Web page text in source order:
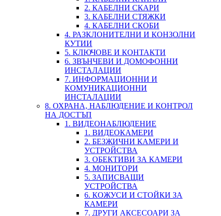
2. КАБЕЛНИ СКАРИ
3. КАБЕЛНИ СТЯЖКИ
4. КАБЕЛНИ СКОБИ
4. РАЗКЛОНИТЕЛНИ И КОНЗОЛНИ
КУТИИ
5. КЛЮЧОВЕ И КОНТАКТИ
6. ЗВЪНЧЕВИ И ДОМОФОННИ
ИНСТАЛАЦИИ
7. ИНФОРМАЦИОННИ И
КОМУНИКАЦИОННИ
ИНСТАЛАЦИИ
8. ОХРАНА, НАБЛЮДЕНИЕ И КОНТРОЛ
НА ДОСТЪП
1. ВИДЕОНАБЛЮДЕНИЕ
1. ВИДЕОКАМЕРИ
2. БЕЗЖИЧНИ КАМЕРИ И
УСТРОЙСТВА
3. ОБЕКТИВИ ЗА КАМЕРИ
4. МОНИТОРИ
5. ЗАПИСВАЩИ
УСТРОЙСТВА
6. КОЖУСИ И СТОЙКИ ЗА
КАМЕРИ
7. ДРУГИ АКСЕСОАРИ ЗА